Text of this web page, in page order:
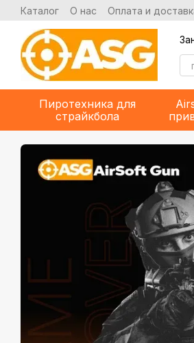
Перейти к основному контенту
Каталог О нас Оплата и
Пиротехника для
страйкбола